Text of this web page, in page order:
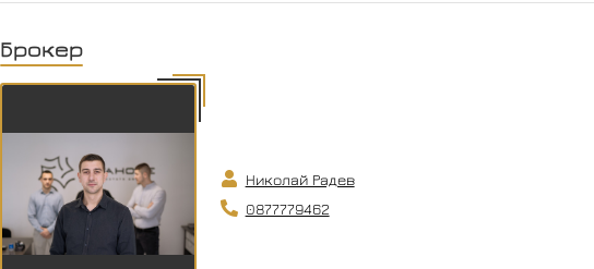
Брокер
Николай Радев
0877779462